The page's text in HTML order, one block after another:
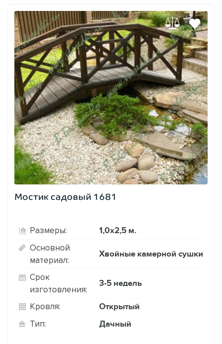
Мостик садовый 1681
Размеры: 1,0х2,5 м.
Основной
материал:
Хвойные камерной сушки
Срок
изготовления:
3-5 недель
Кровля: Открытый
Тип: Дачный